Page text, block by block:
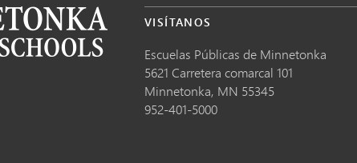
VISÍTANOS
Escuelas Públicas de Minnetonka
5621 Carretera comarcal 101
Minnetonka, MN 55345
952-401-5000